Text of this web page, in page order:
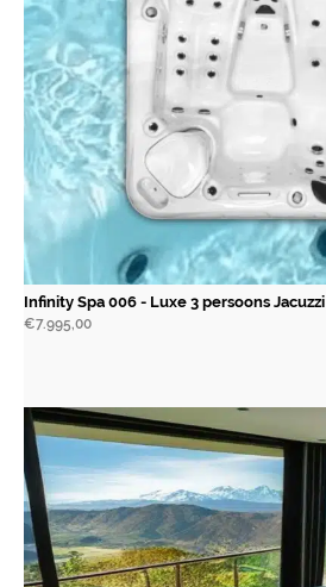
Infinity Spa 006 - Luxe 3 persoons Jacuzzi
€7.995,00